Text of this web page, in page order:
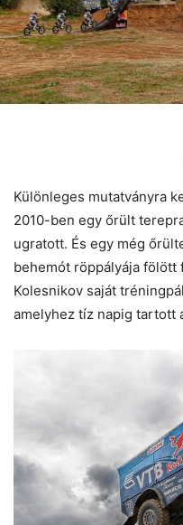
Különleges mutatványra
2010-ben egy őrült
ugratott. És egy még
behemót röppályája
Kolesnikov saját
amelyhez tíz napig tartott